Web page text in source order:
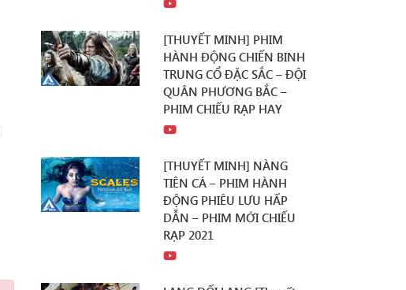
[THUYẾT MINH] PHIM
HÀNH ĐỘNG CHIẾN BINH
TRUNG CỔ ĐẶC SẮC – ĐỘI
QUÂN PHƯƠNG BẮC –
PHIM CHIẾU RẠP HAY
[THUYẾT MINH] NÀNG
TIÊN CÁ – PHIM HÀNH
ĐỘNG PHIÊU LƯU HẤP
DẪN – PHIM MỚI CHIẾU
RẠP 2021